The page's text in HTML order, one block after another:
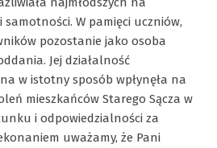
W pamięci uczniów,
pozostanie jako osoba
Jej działalność
w istotny sposób wpłynęła na
mieszkańców Starego Sącza w
i odpowiedzialności za
uważamy, że Pani